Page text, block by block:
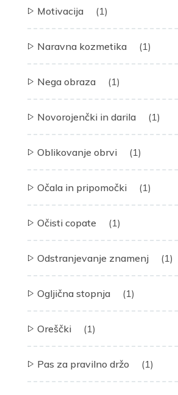
Motivacija (1)
Naravna kozmetika (1)
Nega obraza (1)
Novorojenčki in darila (1)
Oblikovanje obrvi (1)
Očala in pripomočki (1)
Očisti copate (1)
Odstranjevanje znamenj (1)
Ogljična stopnja (1)
Oreščki (1)
Pas za pravilno držo (1)